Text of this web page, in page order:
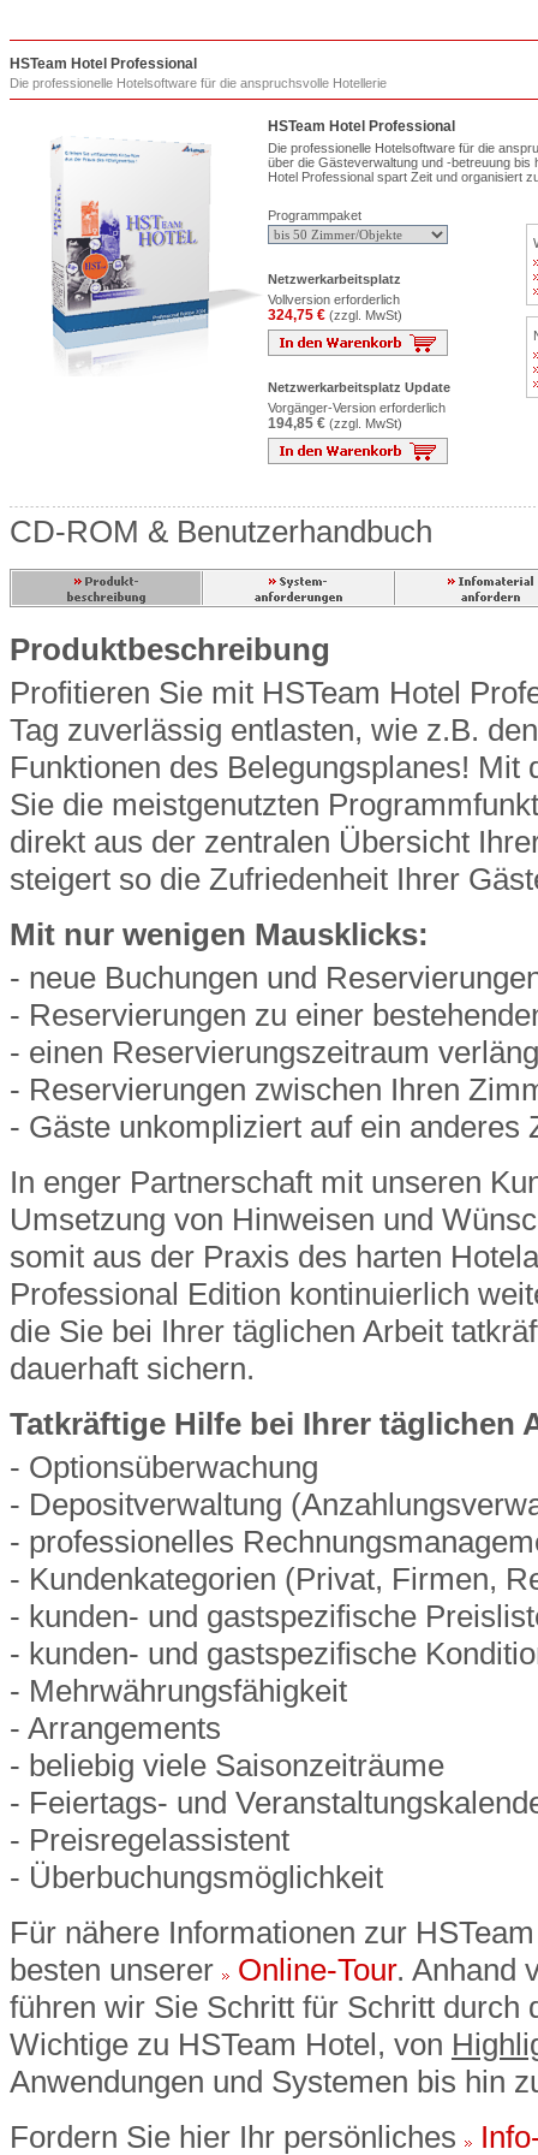
HSTeam Hotel Professional
Die professionelle Hotelsoftware für die anspruchsvolle Hotellerie
HSTeam Hotel Professional
Die professionelle Hotelsoftware für die
über die Gästeverwaltung und -betreuung bis
Hotel Professional spart Zeit und organisiert
Programmpaket
Netzwerkarbeitsplatz
Vollversion erforderlich
324,75 € (zzgl. MwSt)
Netzwerkarbeitsplatz Update
Vorgänger-Version erforderlich
194,85 € (zzgl. MwSt)
CD-ROM & Benutzerhandbuch
Produktbeschreibung
Profitieren Sie mit HSTeam Hotel
Tag zuverlässig entlasten, wie z.B.
Funktionen des Belegungsplanes!
Sie die meistgenutzten
direkt aus der zentralen Übersicht
steigert so die Zufriedenheit Ihrer
Mit nur wenigen Mausklicks:
- neue Buchungen und
- Reservierungen zu einer
- einen Reservierungszeitraum
- Reservierungen zwischen Ihren
- Gäste unkompliziert auf ein anderes
In enger Partnerschaft mit unseren
Umsetzung von Hinweisen und
somit aus der Praxis des harten
Professional Edition kontinuierlich
die Sie bei Ihrer täglichen Arbeit
dauerhaft sichern.
Tatkräftige Hilfe bei Ihrer täglichen
- Optionsüberwachung
- Depositverwaltung
- professionelles
- Kundenkategorien (Privat, Firmen,
- kunden- und gastspezifische
- kunden- und gastspezifische
- Mehrwährungsfähigkeit
- Arrangements
- beliebig viele Saisonzeiträume
- Feiertags- und
- Preisregelassistent
- Überbuchungsmöglichkeit
Für nähere Informationen zur
besten unserer
Online-Tour. Anhand
führen wir Sie Schritt für Schritt durch
Wichtige zu HSTeam Hotel, von
Anwendungen und Systemen bis hin
Fordern Sie hier Ihr persönliches